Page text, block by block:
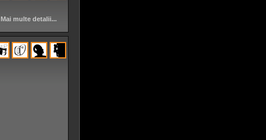
Mai multe detalii...